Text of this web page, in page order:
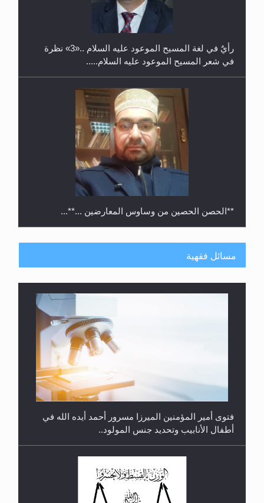
رأيٌ في لغة المسيح الموعود عليه السلام ..«3» نظرة
في شعر المسيح الموعود عليه السلام.....
**الحصن الحصين من وساوس المعارضين ...**...
مسائل فقهية
فتوى أمير المؤمنين الميرزا مسرور أحمد أيده الله في
أطفال الأنابيب وتحديد جنس المولود..